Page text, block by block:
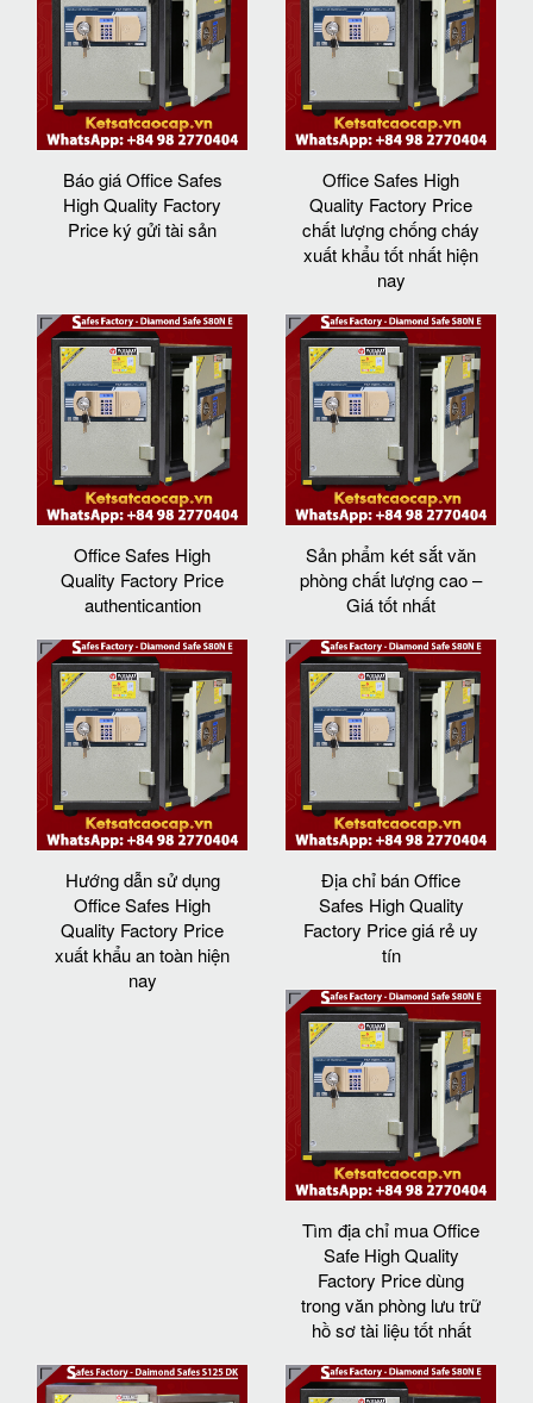
Báo giá Office Safes
High Quality Factory
Price ký gửi tài sản
Office Safes High
Quality Factory Price
chất lượng chống cháy
xuất khẩu tốt nhất hiện
nay
Office Safes High
Quality Factory Price
authenticantion
Sản phẩm két sắt văn
phòng chất lượng cao –
Giá tốt nhất
Hướng dẫn sử dụng
Office Safes High
Quality Factory Price
xuất khẩu an toàn hiện
nay
Địa chỉ bán Office
Safes High Quality
Factory Price giá rẻ uy
tín
Tìm địa chỉ mua Office
Safe High Quality
Factory Price dùng
trong văn phòng lưu trữ
hồ sơ tài liệu tốt nhất